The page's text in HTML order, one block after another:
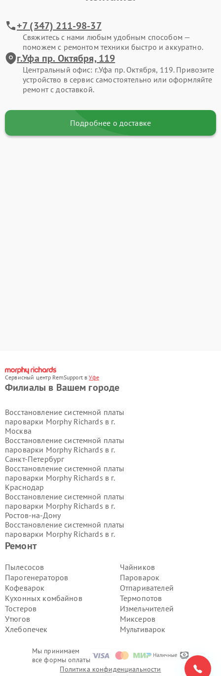
+7 (347) 211-98-37
Свяжитесь с нами любым удобным способом —
поможем с ремонтом техники быстро и аккуратно.
г.Уфа пр. Октября, 119
Центральный офис: г.Уфа пр. Октября, 119. Привозите
устройство в сервис самостоятельно или оформляйте
ремонт с доставкой.
Подробнее о доставке
Сервисный центр RemSupport вУфе
Мы принимаем
все формы оплаты
Ремонт
Пылесосов
Парогенераторов
Кофеварок
Кухонных комбайнов
Тостеров
Утюгов
Хлебопечек
Чайников
Пароварок
Отпаривателей
Термопотов
Измельчителей
Миксеров
Мультиварок
Филиалы в Вашем городе
Восстановление системной платы
пароварки Morphy Richards в г.
Москва
Восстановление системной платы
пароварки Morphy Richards в г.
Санкт-Петербург
Восстановление системной платы
пароварки Morphy Richards в г.
Краснодар
Восстановление системной платы
пароварки Morphy Richards в г.
Ростов-на-Дону
Восстановление системной платы
пароварки Morphy Richards в г.
Нижний Новгород
Восстановление системной платы
Новосибирск
Восстановление системной платы
пароварки Morphy Richards в г.
Екатеринбург
Восстановление системной платы
пароварки Morphy Richards в г.
Казань
пароварки Morphy Richards в г.
Воронеж
Восстановление системной платы
Политика конфиденциальности